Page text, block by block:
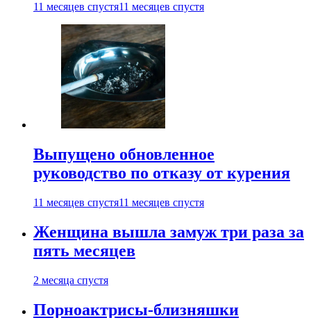
11 месяцев спустя11 месяцев спустя
Выпущено обновленное
руководство по отказу от курения
11 месяцев спустя11 месяцев спустя
Женщина вышла замуж три раза за
пять месяцев
2 месяца спустя
Порноактрисы-близняшки